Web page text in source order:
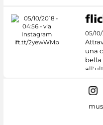
05/
una
bella